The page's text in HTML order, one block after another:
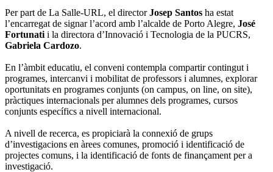
Per part de La Salle-URL, el directorJosep Santos ha estat
l’encarregat de signar l’acord amb l’alcalde de Porto Alegre, José
Fortunati i la directora d’Innovació i Tecnologia de la PUCRS,
Gabriela Cardozo.
En l’àmbit educatiu, el conveni contempla compartir contingut i
programes, intercanvi i mobilitat de professors i alumnes, explorar
oportunitats en programes conjunts (on campus, on line, on site),
pràctiques internacionals per alumnes dels programes, cursos
conjunts específics a nivell internacional.
A nivell de recerca, es propiciarà la connexió de grups
d’investigacions en àrees comunes, promoció i identificació de
projectes comuns, i la identificació de fonts de finançament per a
investigació.